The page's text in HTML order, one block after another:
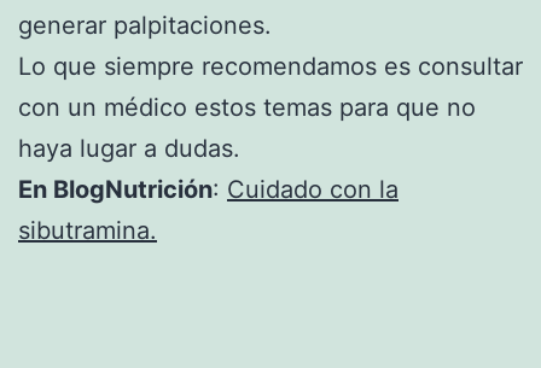
generar palpitaciones.
Lo que siempre recomendamos es consultar
con un médico estos temas para que no
haya lugar a dudas.
En BlogNutrición: Cuidado con la
sibutramina.